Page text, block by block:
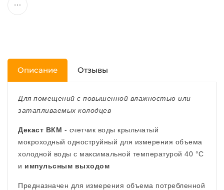
Описание Отзывы
Для помещений с повышенной влажностью или
затапливаемых колодцев
Декаст ВКМ - счетчик воды крыльчатый
мокроходный одноструйный для измерения объема
холодной воды с максимальной температурой 40 °C
и импульсным выходом
Предназначен для измерения объема потребленной